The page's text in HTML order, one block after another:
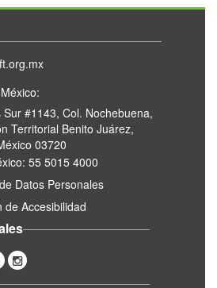
Sur #1143, Col. Nochebuena,
Territorial Benito Juárez,
03720
55 5015 4000
Datos Personales
de Accesibilidad